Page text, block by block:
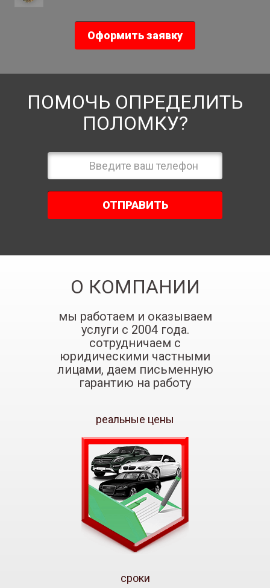
Оформить заявку
ПОМОЧЬ ОПРЕДЕЛИТЬ
ПОЛОМКУ?
ОТПРАВИТЬ
О КОМПАНИИ
мы работаем и оказываем
услуги с 2004 года.
сотрудничаем с
юридическими частными
лицами, даем письменную
гарантию на работу
реальные цены
сроки